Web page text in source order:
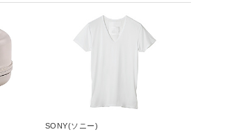
SONY(ソニー)